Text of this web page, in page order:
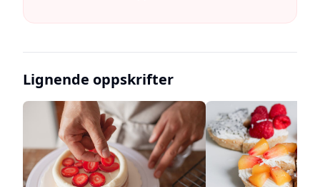
Lignende oppskrifter